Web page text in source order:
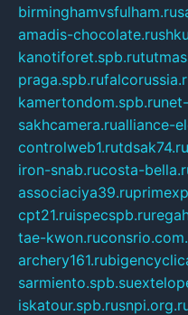
birminghamvsfulham.ru
amadis-chocolate.ru
kanotiforet.spb.ru
praga.spb.ru
kamertondom.spb.ru
sakhcamera.rualliance-
controlweb1.rutdsak74.ru
iron-snab.rucosta-
associaciya39.ru
cpt21.ruispecspb.ru
tae-kwon.ru
archery161.ru
sarmiento.spb.su
iskatour.spb.ru